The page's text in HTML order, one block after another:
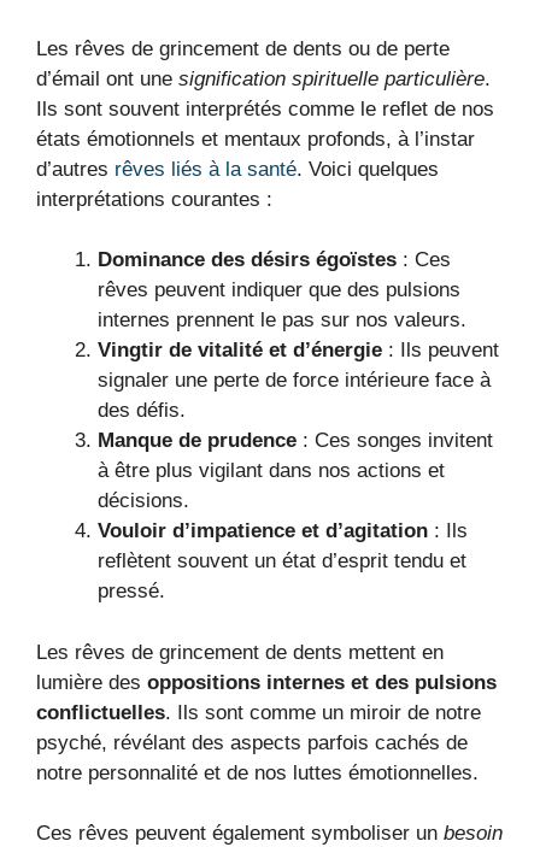
Les rêves de grincement de dents ou de perte
d’émail ont une signification spirituelle particulière.
Ils sont souvent interprétés comme le reflet de nos
états émotionnels et mentaux profonds, à l’instar
d’autres rêves liés à la santé. Voici quelques
interprétations courantes :
Dominance des désirs égoïstes : Ces
rêves peuvent indiquer que des pulsions
internes prennent le pas sur nos valeurs.
Vingtir de vitalité et d’énergie : Ils peuvent
signaler une perte de force intérieure face à
des défis.
Manque de prudence : Ces songes invitent
à être plus vigilant dans nos actions et
décisions.
Vouloir d’impatience et d’agitation : Ils
reflètent souvent un état d’esprit tendu et
pressé.
Les rêves de grincement de dents mettent en
lumière des oppositions internes et des pulsions
conflictuelles. Ils sont comme un miroir de notre
psyché, révélant des aspects parfois cachés de
notre personnalité et de nos luttes émotionnelles.
Ces rêves peuvent également symboliser un besoin